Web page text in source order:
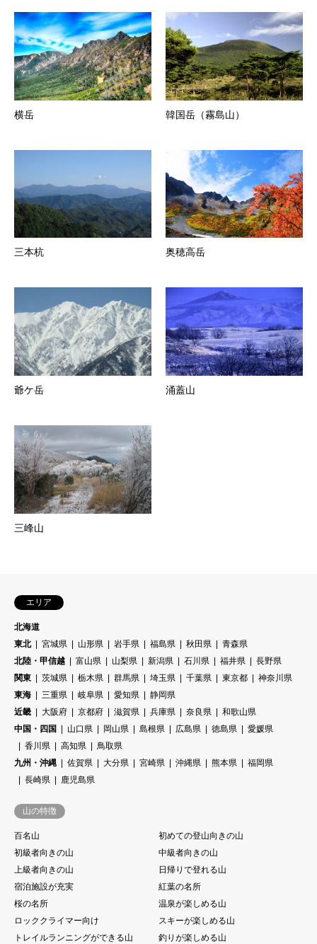
横岳 韓国岳（霧島山）
三本杭 奥穂高岳
爺ケ岳 涌蓋山
三峰山
エリア
北海道
東北
宮城県 山形県 岩手県 福島県 秋田県
青森県
北陸・甲信越
富山県 山梨県 新潟県 石川県 福井県
長野県
関東
茨城県 栃木県 群馬県 埼玉県 千葉県 東京都
神奈川県
東海
三重県 岐阜県 愛知県
静岡県
近畿
大阪府 京都府 滋賀県 兵庫県 奈良県
和歌山県
中国・四国
山口県 岡山県 島根県 広島県 徳島県
愛媛県
香川県
高知県
鳥取県
九州・沖縄
佐賀県 大分県 宮崎県 沖縄県 熊本県
福岡県
長崎県
鹿児島県
山の特徴
百名山
初めての登山向きの山
初級者向きの山
中級者向きの山
上級者向きの山
日帰りで登れる山
宿泊施設が充実
紅葉の名所
桜の名所
温泉が楽しめる山
ロッククライマー向け
スキーが楽しめる山
トレイルランニングができる山
釣りが楽しめる山